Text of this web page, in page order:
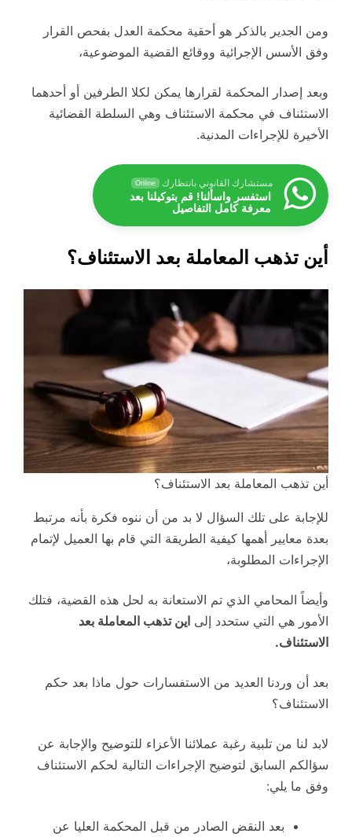
ومن الجدير بالذكر هو أحقية محكمة العدل بفحص القرار
وفق الأسس الإجرائية ووقائع القضية الموضوعية،
وبعد إصدار المحكمة لقرارها يمكن لكلا الطرفين أو أحدهما
الاستئناف في محكمة الاستئناف وهي السلطة القضائية
الأخيرة للإجراءات المدنية.
مستشارك القانوني بانتظارك Online
استفسر واسألنا! قم بتوكيلنا بعد
معرفة كامل التفاصيل
أين تذهب المعاملة بعد الاستئناف؟
أين تذهب المعاملة بعد الاستئناف؟
للإجابة على تلك السؤال لا بد من أن ننوه فكرة بأنه مرتبط
بعدة معايير أهمها كيفية الطريقة التي قام بها العميل لإتمام
الإجراءات المطلوبة،
وأيضاً المحامي الذي تم الاستعانة به لحل هذه القضية، فتلك
الأمور هي التي ستحدد إلى اين تذهب المعاملة بعد
الاستئناف.
بعد أن وردنا العديد من الاستفسارات حول ماذا بعد حكم
الاستئناف؟
لابد لنا من تلبية رغبة عملائنا الأعزاء للتوضيح والإجابة عن
سؤالكم السابق لتوضيح الإجراءات التالية لحكم الاستئناف
وفق ما يلي:
بعد النقض الصادر من قبل المحكمة العليا عن